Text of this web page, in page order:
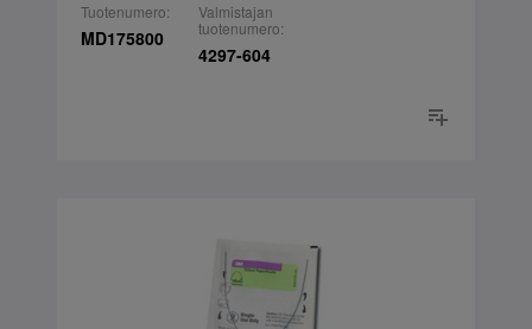
Tuotenumero:
MD175800
Valmistajan
tuotenumero:
4297-604